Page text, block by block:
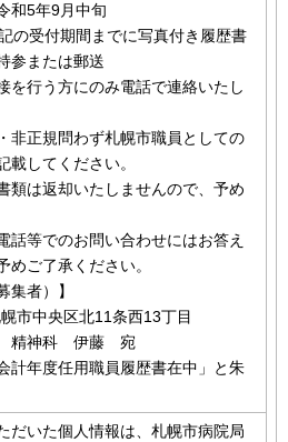
和5年9月中旬
の受付期間までに写真付き履歴書
参または郵送
を行う方にのみ電話で連絡いたし
非正規問わず札幌市職員としての
載してください。
類は返却いたしませんので、予め
話等でのお問い合わせにはお答え
めご了承ください。
集者）】
中央区北11条西13丁目
神科 伊藤 宛
年度任用職員履歴書在中」と朱
だいた個人情報は、札幌市病院局